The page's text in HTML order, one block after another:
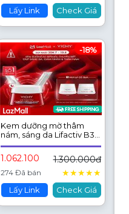
Lấy Link Check Giá
Kem dưỡng mờ thâm
nám, sáng da Lifactiv B3
Pure Retinol Cream
Night 50ml
1.062.100 1.300.000đ
274 Đã bán ★★★★★
Lấy Link Check Giá
-18%